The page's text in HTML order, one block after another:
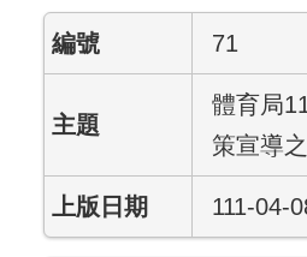
71
體育局
策宣導
111-04-